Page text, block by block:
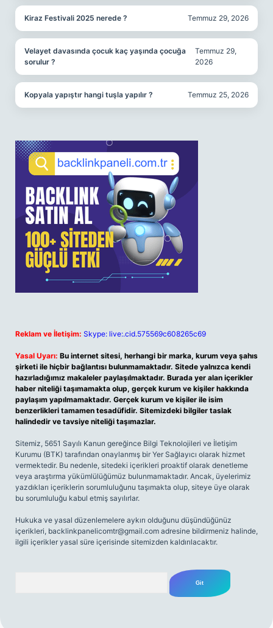
Kiraz Festivali 2025 nerede ? Temmuz 29, 2026
Velayet davasında çocuk kaç yaşında çocuğa
sorulur ?
Temmuz 29,
2026
Kopyala yapıştır hangi tuşla yapılır ? Temmuz 25, 2026
Reklam ve İletişim: Skype: live:.cid.575569c608265c69
Yasal Uyarı: Bu internet sitesi, herhangi bir marka, kurum veya şahıs
şirketi ile hiçbir bağlantısı bulunmamaktadır. Sitede yalnızca kendi
hazırladığımız makaleler paylaşılmaktadır. Burada yer alan içerikler
haber niteliği taşımamakta olup, gerçek kurum ve kişiler hakkında
paylaşım yapılmamaktadır. Gerçek kurum ve kişiler ile isim
benzerlikleri tamamen tesadüfidir. Sitemizdeki bilgiler taslak
halindedir ve tavsiye niteliği taşımazlar.
Sitemiz, 5651 Sayılı Kanun gereğince Bilgi Teknolojileri ve İletişim
Kurumu (BTK) tarafından onaylanmış bir Yer Sağlayıcı olarak hizmet
vermektedir. Bu nedenle, sitedeki içerikleri proaktif olarak denetleme
veya araştırma yükümlülüğümüz bulunmamaktadır. Ancak, üyelerimiz
yazdıkları içeriklerin sorumluluğunu taşımakta olup, siteye üye olarak
bu sorumluluğu kabul etmiş sayılırlar.
Hukuka ve yasal düzenlemelere aykırı olduğunu düşündüğünüz
içerikleri, backlinkpanelicomtr@gmail.com adresine bildirmeniz halinde,
ilgili içerikler yasal süre içerisinde sitemizden kaldırılacaktır.